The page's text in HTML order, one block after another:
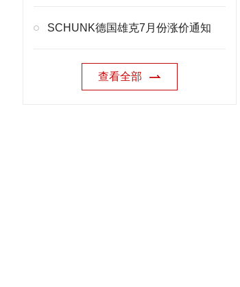
SCHUNK德国雄克7月份涨价通知
查看全部